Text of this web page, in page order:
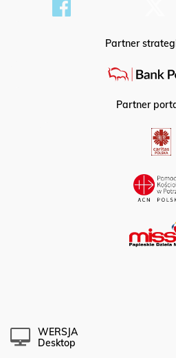
Partner
Partner
WERSJA
Desktop